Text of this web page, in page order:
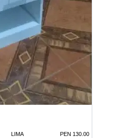
LIMA PEN 130.00